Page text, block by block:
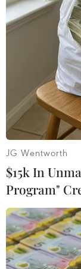
đình liệt sỹ
225 triệu
thiên tai,
thiên tai 100
Ngoài ra, Bộ
cũng đã hỗ
góp một
chức và
Thanh Hóa…/.
JG Wentworth
$15k In
Program"